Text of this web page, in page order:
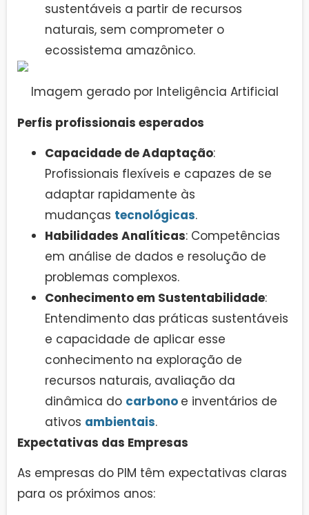
sustentáveis a partir de recursos
naturais, sem comprometer o
ecossistema amazônico.
Imagem gerado por Inteligência Artificial
Perfis profissionais esperados
Capacidade de Adaptação:
Profissionais flexíveis e capazes de se
adaptar rapidamente às
mudanças tecnológicas.
Habilidades Analíticas: Competências
em análise de dados e resolução de
problemas complexos.
Conhecimento em Sustentabilidade:
Entendimento das práticas sustentáveis
e capacidade de aplicar esse
conhecimento na exploração de
recursos naturais, avaliação da
dinâmica do carbono e inventários de
ativos ambientais.
Expectativas das Empresas
As empresas do PIM têm expectativas claras
para os próximos anos: